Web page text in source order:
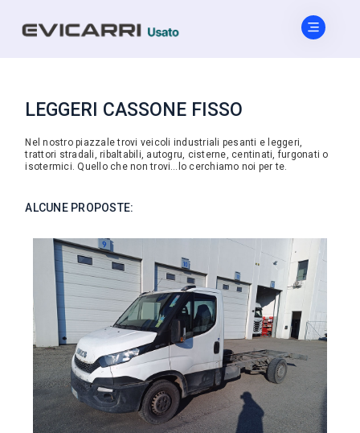
LEGGERI CASSONE FISSO
Nel nostro piazzale trovi veicoli industriali pesanti e leggeri,
trattori stradali, ribaltabili, autogru, cisterne, centinati, furgonati o
isotermici. Quello che non trovi…lo cerchiamo noi per te.
ALCUNE PROPOSTE: